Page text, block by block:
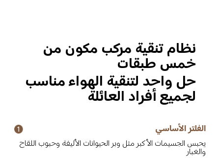
نظام تنقية مركب مكون من
خمس طبقات
حل واحد لتنقية الهواء مناسب
لجميع أفراد العائلة
الفلتر الأساسي
يحبس الجسيمات الأكبر مثل وبر الحيوانات الأليفة وحبوب اللقاح
والغبار